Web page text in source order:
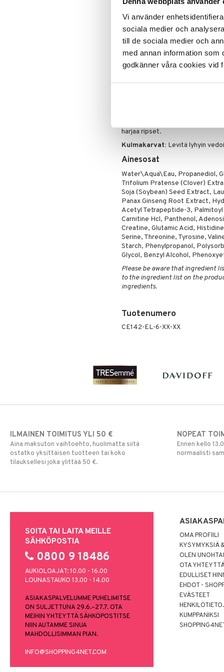
Vi använder
sociala medier och
till de sociala medier och
med annan information som
godkänner våra cookies vid
- 70 % koki kulmat paksummiksi.*
Ripsenvahvistaja: vahvistaa
Oftalmologisesti testattu
Dermatologisesti testattu
Sopii herkille silmille ja
Levitä ennen nukkumaanmenoa,
harjaa ripset.
Kulmakarvat: Levitä lyhyin
Ainesosat
Water\Aqua\Eau, Propanediol,
Trifolium Pratense (Clover)
Soja (Soybean) Seed Extract,
Panax Ginseng Root Extract,
Acetyl Tetrapeptide-3,
Carnitine Hcl, Panthenol,
Creatine, Glutamic Acid,
Serine, Threonine, Tyrosine,
Starch, Phenylpropanol,
Glycol, Benzyl Alcohol,
Please be aware that ingredient
to the ingredient list on the
ingredients.
Tuotenumero
CE142-EL-6-XX-XX
ILMAINEN TOIMITUS YLI 50 €
Aina maksuton vaihtoehto, huolimatta siitä
ostatko yksittäisen tuotteen tai koko
tilauksellesi joka ylittää 50 €.
NOPEAT
Ennen kello
normaalisti
SOITA TAI LAITA MEILLE
SÄHKÖPOSTIA
0800 9 18486
AUKIOLOAJAT: 10.00 - 16.00
LOUNASTAUKO 13.00 - 14.00
ASIAKASPALVELUMME PUHELIMITSE
ON SULJETTUNA 29.6.–27.7. OTA
MEIHIN YHTEYTTÄ SÄHKÖPOSTITSE
NIIN AUTAMME SINUA
MAHDOLLISIMMAN PIAN.
INFO@SHOPPING4NET.COM
OMA PROFIILI
KYSYMYKSIÄ
OLEN
OTA
EDULLISET
EHDOT -
EVÄSTEET
KUMPPANIKSI